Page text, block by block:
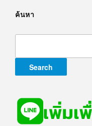
ค้นหา